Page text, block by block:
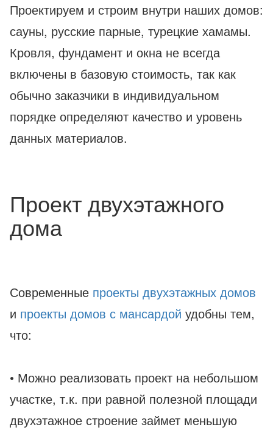
Проектируем и строим внутри наших домов:
сауны, русские парные, турецкие хамамы.
Кровля, фундамент и окна не всегда
включены в базовую стоимость, так как
обычно заказчики в индивидуальном
порядке определяют качество и уровень
данных материалов.
Проект двухэтажного
дома
Современные проекты двухэтажных домов
и проекты домов с мансардой удобны тем,
что:
• Можно реализовать проект на небольшом
участке, т.к. при равной полезной площади
двухэтажное строение займет меньшую